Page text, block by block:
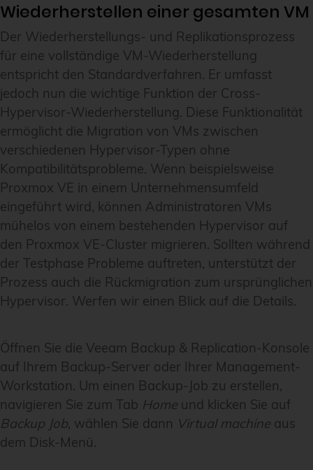
Wiederherstellen einer gesamten VM
Der Wiederherstellungs- und Replikationsprozess
für eine vollständige VM-Wiederherstellung
entspricht den Standardverfahren. Er umfasst
jedoch nun die wichtige Funktion der Cross-
Hypervisor-Wiederherstellung. Diese Funktionalität
ermöglicht die Migration von VMs zwischen
verschiedenen Hypervisor-Typen ohne
Kompatibilitätsprobleme. Wenn beispielsweise
Proxmox VE in einem Unternehmensumfeld
eingeführt wird, können Administratoren VMs
mühelos von einem bestehenden Hypervisor auf
den Proxmox VE-Cluster migrieren. Sollten während
der Testphase Probleme auftreten, unterstützt der
Prozess auch die Rückmigration zum ursprünglichen
Hypervisor. Werfen wir einen Blick auf die Details.
Öffnen Sie die Veeam Backup & Replication-Konsole
auf Ihrem Backup-Server oder Ihrer Management-
Workstation. Um einen Backup-Job zu erstellen,
navigieren Sie zum Tab Home und klicken Sie auf
Backup Job, wählen Sie dann Virtual machine aus
dem Disk-Menü.